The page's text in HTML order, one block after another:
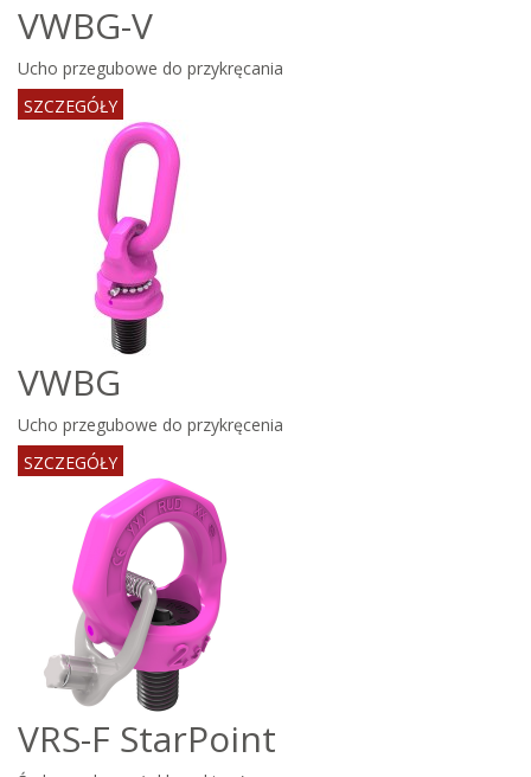
VWBG-V
Ucho przegubowe do przykręcania
SZCZEGÓŁY
VWBG
Ucho przegubowe do przykręcenia
SZCZEGÓŁY
VRS-F StarPoint